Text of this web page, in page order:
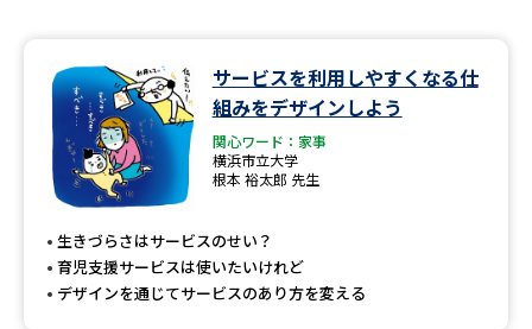
過去問題集
大学・短大以外の資料から請求
専門学校の資料請求 大学院の資料請求
留学・進学関連、塾・予備校
内」の請求
サービスを利用しやすくなる仕
組みをデザインしよう
関心ワード：家事
横浜市立大学
根本 裕太郎 先生
生きづらさはサービスのせい？
育児支援サービスは使いたいけれど
デザインを通じてサービスのあり方を変える